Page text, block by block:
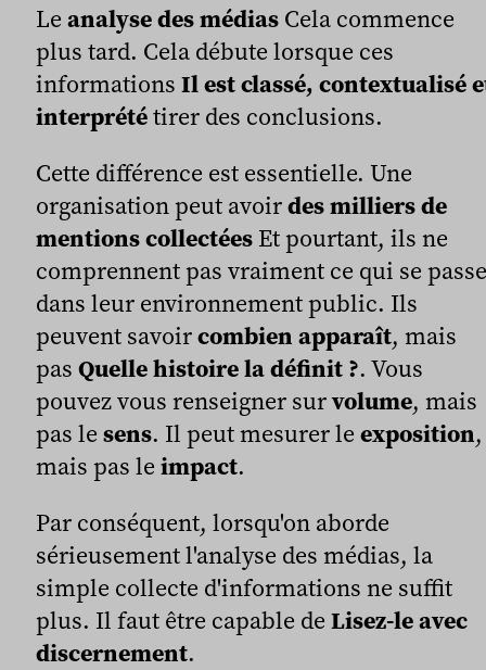
Le analyse des médias Cela commence
plus tard. Cela débute lorsque ces
informations Il est classé, contextualisé
interprététirer des conclusions.
Cette différence est essentielle. Une
organisation peut avoirdes milliers de
mentions collectées Et pourtant, ils ne
comprennent pas vraiment ce qui se passe
dans leur environnement public. Ils
peuvent savoircombien apparaît, mais
pas Quelle histoire la définit ?. Vous
pouvez vous renseigner survolume, mais
pas le sens. Il peut mesurer le exposition,
mais pas le impact.
Par conséquent, lorsqu'on aborde
sérieusement l'analyse des médias, la
simple collecte d'informations ne suffit
plus. Il faut être capable de Lisez-le avec
discernement.